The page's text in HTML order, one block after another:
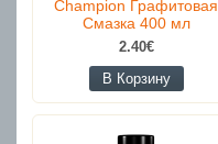
Champion Графитовая
Смазка 400 мл
2.40€
В Корзину